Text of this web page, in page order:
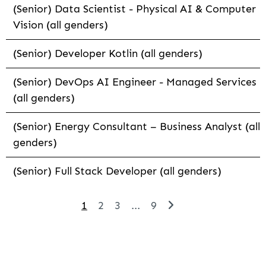
(Senior) Data Scientist - Physical AI & Computer
Vision (all genders)
(Senior) Developer Kotlin (all genders)
(Senior) DevOps AI Engineer - Managed Services
(all genders)
(Senior) Energy Consultant – Business Analyst (all
genders)
(Senior) Full Stack Developer (all genders)
1 2 3 ... 9